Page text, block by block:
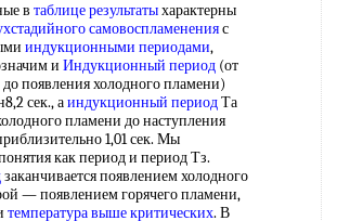
в таблице результатыхарактерны
самовоспламененияс
индукционными периодами,
и Индукционный период (от
до появления холодного пламени)
сек., аиндукционный периодТа
пламени до наступления
1,01 сек. Мы
как период и период Тз.
заканчивается появлением холодного
— появлением горячего пламени,
температура выше критических. В